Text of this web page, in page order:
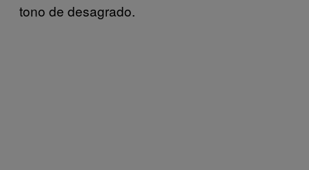
tono de desagrado.